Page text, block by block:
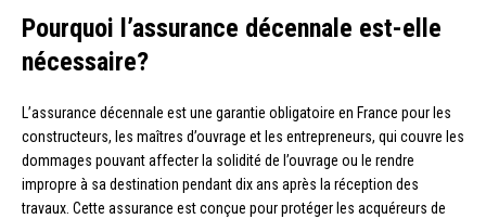
Pourquoi l’assurance décennale est-elle
nécessaire?
L’assurance décennale est une garantie obligatoire en France pour les
constructeurs, les maîtres d’ouvrage et les entrepreneurs, qui couvre les
dommages pouvant affecter la solidité de l’ouvrage ou le rendre
impropre à sa destination pendant dix ans après la réception des
travaux. Cette assurance est conçue pour protéger les acquéreurs de